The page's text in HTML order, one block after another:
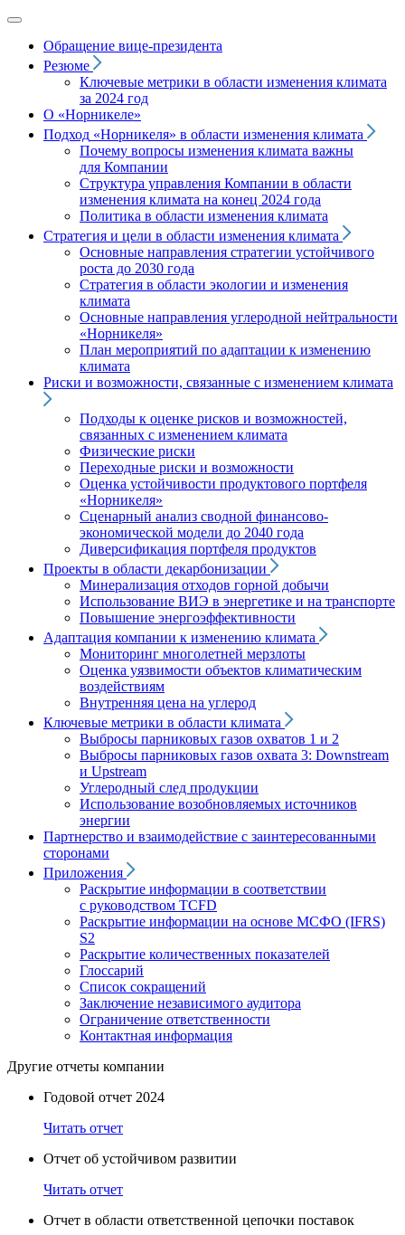
Обращение вице‑президента
Резюме
Ключевые метрики в области изменения климата
за 2024 год
О «Норникеле»
Подход «Норникеля» в области изменения климата
Почему вопросы изменения климата важны
для Компании
Структура управления Компании в области
изменения климата на конец 2024 года
Политика в области изменения климата
Стратегия и цели в области изменения климата
Основные направления стратегии устойчивого
роста до 2030 года
Стратегия в области экологии и изменения
климата
Основные направления углеродной нейтральности
«Норникеля»
План мероприятий по адаптации к изменению
климата
Риски и возможности, связанные с изменением климата
Подходы к оценке рисков и возможностей,
связанных с изменением климата
Физические риски
Переходные риски и возможности
Оценка устойчивости продуктового портфеля
«Норникеля»
Сценарный анализ сводной финансово-
экономической модели до 2040 года
Диверсификация портфеля продуктов
Проекты в области декарбонизации
Минерализация отходов горной добычи
Использование ВИЭ в энергетике и на транспорте
Повышение энергоэффективности
Адаптация компании к изменению климата
Мониторинг многолетней мерзлоты
Оценка уязвимости объектов климатическим
воздействиям
Внутренняя цена на углерод
Ключевые метрики в области климата
Выбросы парниковых газов охватов 1 и 2
Выбросы парниковых газов охвата 3: Downstream
и Upstream
Углеродный след продукции
Использование возобновляемых источников
энергии
Партнерство и взаимодействие с заинтересованными
сторонами
Приложения
Раскрытие информации в соответствии
с руководством TCFD
Раскрытие информации на основе МСФО (IFRS)
S2
Раскрытие количественных показателей
Глоссарий
Список сокращений
Заключение независимого аудитора
Ограничение ответственности
Контактная информация
Другие отчеты компании
Годовой отчет 2024
Читать отчет
Отчет об устойчивом развитии
Читать отчет
Отчет в области ответственной цепочки поставок